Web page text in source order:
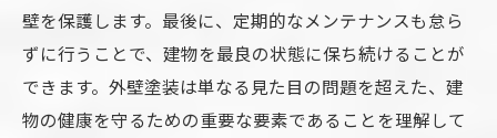
壁を保護します。最後に、定期的なメンテナンスも怠ら
ずに行うことで、建物を最良の状態に保ち続けることが
できます。外壁塗装は単なる見た目の問題を超えた、建
物の健康を守るための重要な要素であることを理解して